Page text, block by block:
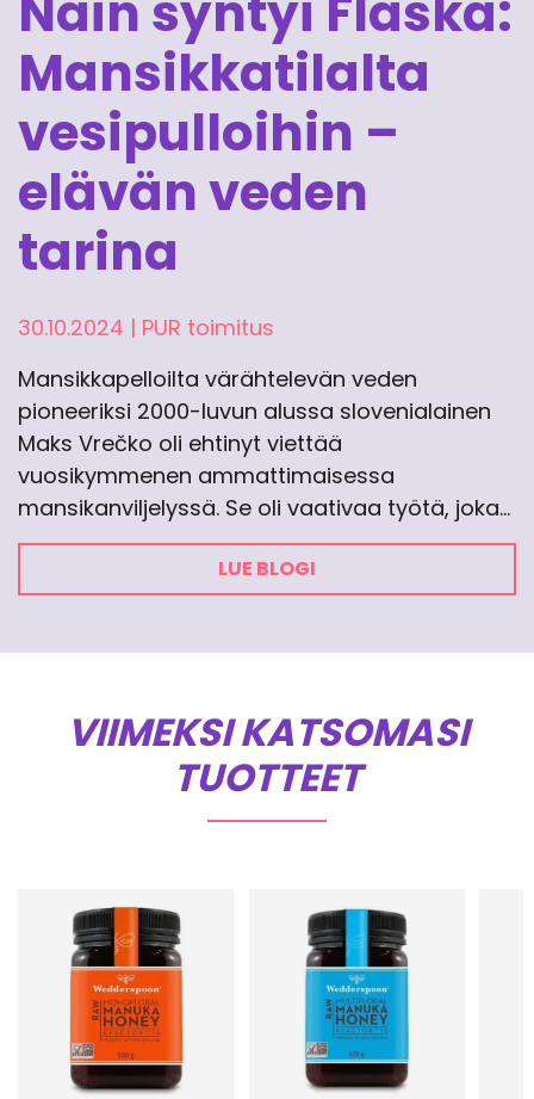
Mansikkatilalta
vesipulloihin –
elävän veden
tarina
30.10.2024 | PUR toimitus
Mansikkapelloilta värähtelevän veden
pioneeriksi 2000-luvun alussa slovenialainen
Maks Vrečko oli ehtinyt viettää
vuosikymmenen ammattimaisessa
mansikanviljelyssä. Se oli vaativaa työtä, joka…
LUE BLOGI
VIIMEKSI KATSOMASI
TUOTTEET